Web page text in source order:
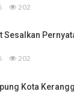
202
Sesalkan
202
Kota